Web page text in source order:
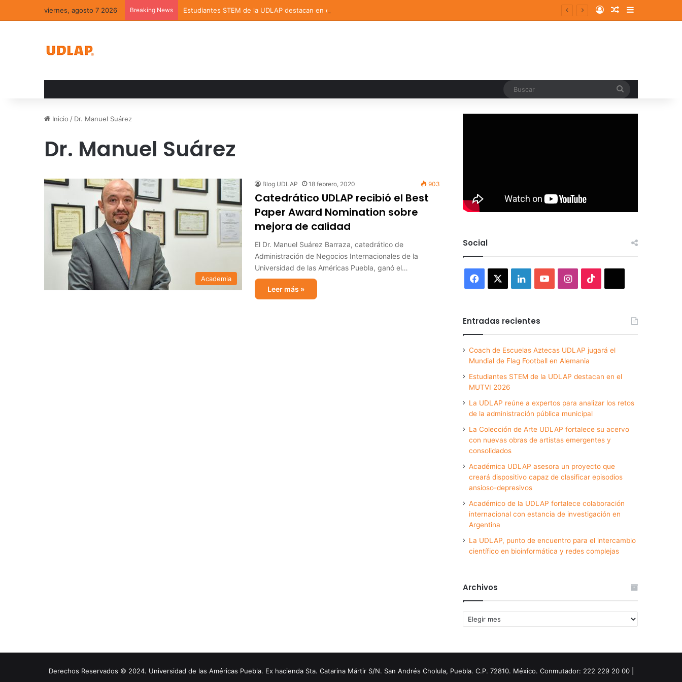
viernes, agosto 7 2026 Breaking News Estudiantes STEM de la UDLAP destacan en el MUTVI 2026 Log InRandom Article
Sidebar
Inicio / Dr. Manuel Suárez
Dr. Manuel Suárez
Academia
Blog UDLAP 18 febrero, 2020 903
Catedrático UDLAP recibió el Best
Paper Award Nomination sobre
mejora de calidad
El Dr. Manuel Suárez Barraza, catedrático de
Administración de Negocios Internacionales de la
Universidad de las Américas Puebla, ganó el…
Leer más »
Social
Facebook LinkedInYouTubeInstagram
Entradas recientes
Coach de Escuelas Aztecas UDLAP jugará el
Mundial de Flag Football en Alemania
Estudiantes STEM de la UDLAP destacan en el
MUTVI 2026
La UDLAP reúne a expertos para analizar los retos
de la administración pública municipal
La Colección de Arte UDLAP fortalece su acervo
con nuevas obras de artistas emergentes y
consolidados
Académica UDLAP asesora un proyecto que
creará dispositivo capaz de clasificar episodios
ansioso-depresivos
Académico de la UDLAP fortalece colaboración
internacional con estancia de investigación en
Argentina
La UDLAP, punto de encuentro para el intercambio
científico en bioinformática y redes complejas
Archivos
Archivos
Derechos Reservados © 2024. Universidad de las Américas Puebla. Ex hacienda Sta. Catarina Mártir S/N. San Andrés Cholula, Puebla. C.P. 72810. México. Conmutador: 222 229 20 00 |